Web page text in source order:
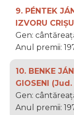
9. PÉNTEK
IZVORU
Gen:
Anul premii:
10. BENKE
GIOSENI
Gen:
Anul premii: